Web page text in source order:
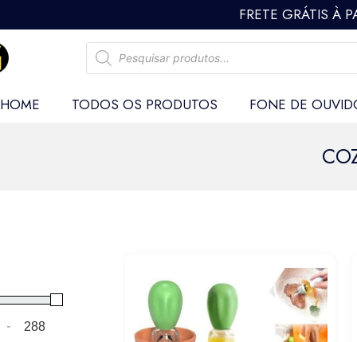
FRETE GRÁTIS À
HOME TODOS OS PRODUTOS FONE DE
Minimum Price
-Maximum Price